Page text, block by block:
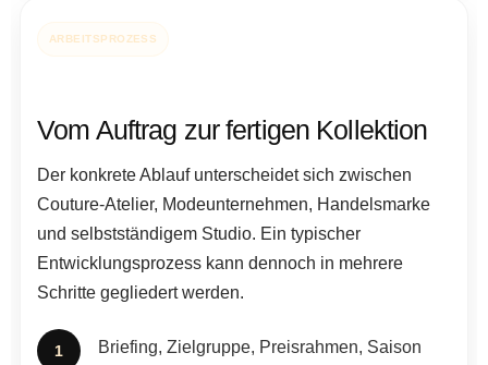
ARBEITSPROZESS
Vom Auftrag zur fertigen Kollektion
Der konkrete Ablauf unterscheidet sich zwischen
Couture-Atelier, Modeunternehmen, Handelsmarke
und selbstständigem Studio. Ein typischer
Entwicklungsprozess kann dennoch in mehrere
Schritte gegliedert werden.
Briefing, Zielgruppe, Preisrahmen, Saison